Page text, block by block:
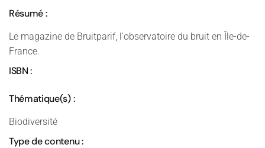
Résumé :
Le magazine de Bruitparif, l'observatoire du bruit en Île-de-
France.
ISBN :
Thématique(s) :
Biodiversité
Type de contenu :